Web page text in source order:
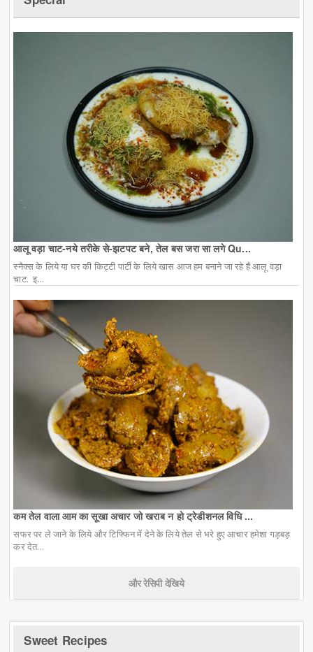
आलू वड़ा चाट-नये तरीके से-झटपट बने, तेल बस जरा सा लगे Qu...
स्नैक्स के लिये या घर की किट्टी पार्टी के लिये खास आज हम बनाने जा रहे हैं आलू वड़ा
चाट. इ...
कम तेल वाला आम का सूखा अचार जो खराब न हो ट्रेडीशनल विधि ...
सफर पर ले जाने के लिये और टिफ्फिन में देने के लिये तेल से भरे हुए आचार हमेशा गड़बड़
कर देत...
और रेसिपी देखिये
Sweet Recipes